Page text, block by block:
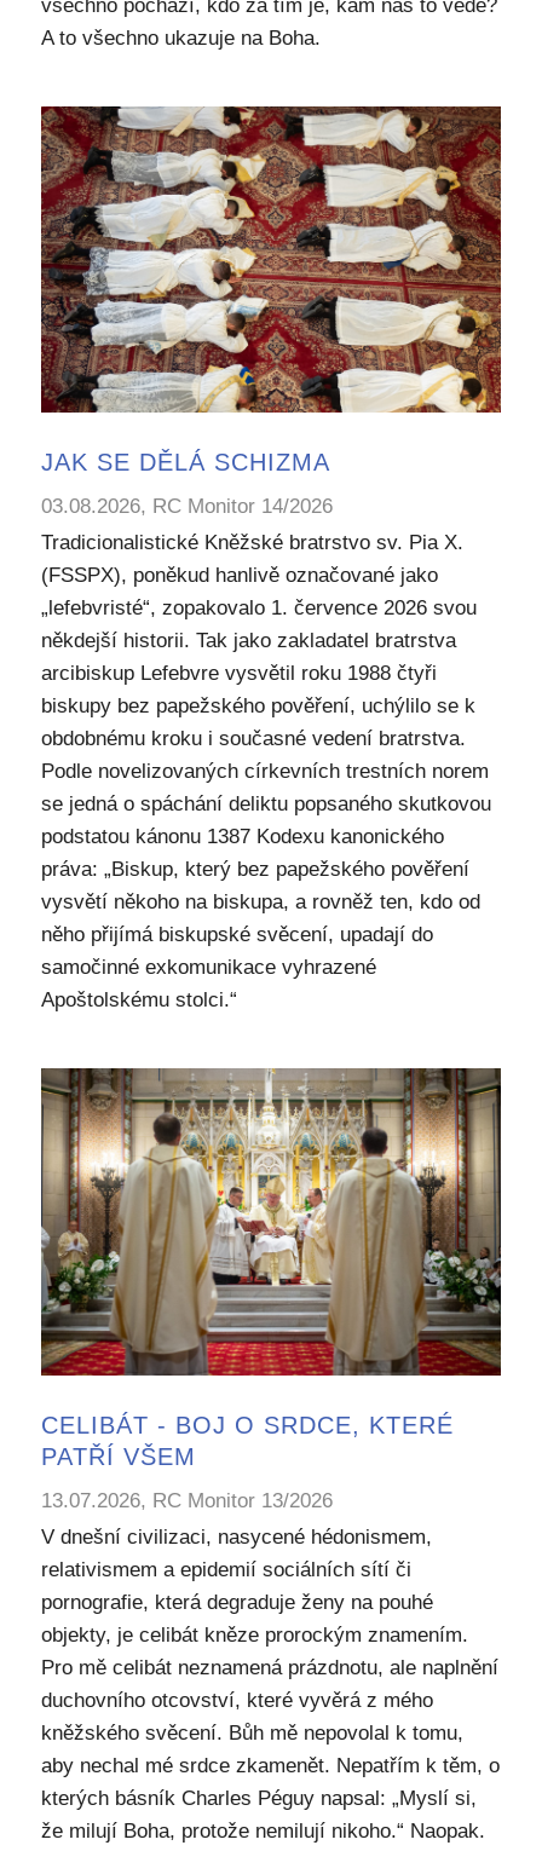
všechno pochází, kdo za tím je, kam nás to vede?
A to všechno ukazuje na Boha.
JAK SE DĚLÁ SCHIZMA
03.08.2026, RC Monitor 14/2026
Tradicionalistické Kněžské bratrstvo sv. Pia X.
(FSSPX), poněkud hanlivě označované jako
„lefebvristé“, zopakovalo 1. července 2026 svou
někdejší historii. Tak jako zakladatel bratrstva
arcibiskup Lefebvre vysvětil roku 1988 čtyři
biskupy bez papežského pověření, uchýlilo se k
obdobnému kroku i současné vedení bratrstva.
Podle novelizovaných církevních trestních norem
se jedná o spáchání deliktu popsaného skutkovou
podstatou kánonu 1387 Kodexu kanonického
práva: „Biskup, který bez papežského pověření
vysvětí někoho na biskupa, a rovněž ten, kdo od
něho přijímá biskupské svěcení, upadají do
samočinné exkomunikace vyhrazené
Apoštolskému stolci.“
CELIBÁT - BOJ O SRDCE, KTERÉ
PATŘÍ VŠEM
13.07.2026, RC Monitor 13/2026
V dnešní civilizaci, nasycené hédonismem,
relativismem a epidemií sociálních sítí či
pornografie, která degraduje ženy na pouhé
objekty, je celibát kněze prorockým znamením.
Pro mě celibát neznamená prázdnotu, ale naplnění
duchovního otcovství, které vyvěrá z mého
kněžského svěcení. Bůh mě nepovolal k tomu,
aby nechal mé srdce zkamenět. Nepatřím k těm, o
kterých básník Charles Péguy napsal: „Myslí si,
že milují Boha, protože nemilují nikoho.“ Naopak.